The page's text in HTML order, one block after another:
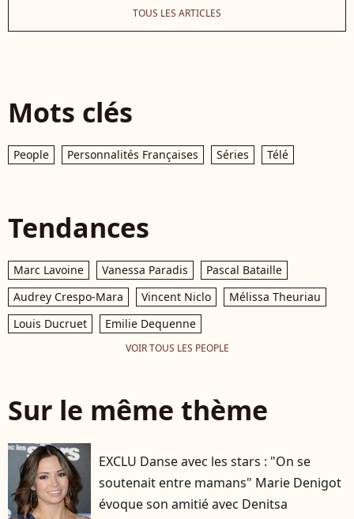
TOUS LES ARTICLES
Mots clés
People Personnalités Françaises Séries Télé
Tendances
Marc Lavoine Vanessa Paradis
Pascal Bataille
Audrey Crespo-Mara
Vincent Niclo
Mélissa Theuriau
Louis Ducruet
Emilie Dequenne
VOIR TOUS LES PEOPLE
Sur le même thème
EXCLU Danse avec les stars : "On se
soutenait entre mamans" Marie Denigot
évoque son amitié avec Denitsa